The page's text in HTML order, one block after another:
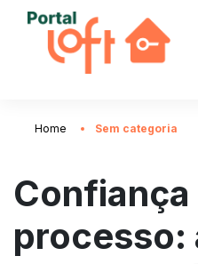
Home Sem categoria
processo: